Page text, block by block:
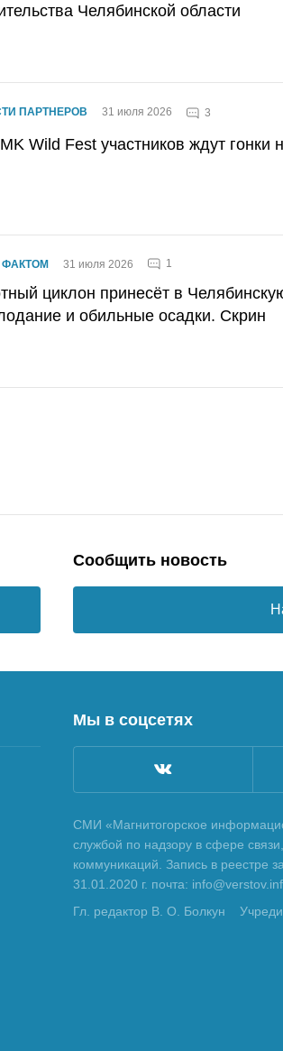
Челябинской области
ПАРТНЕРОВ 31 июля 2026 3
Wild Fest участников ждут гонки
ФАКТОМ 31 июля 2026 1
циклон принесёт в
и обильные осадки. Скрин
Сообщить новость
Мы в соцсетях
СМИ «Магнитогорское
службой по надзору в сфере
коммуникаций. Запись в
31.01.2020 г. почта:
Гл. редактор В. О. Болкун